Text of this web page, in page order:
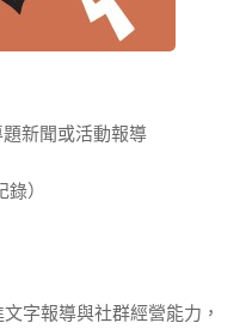
新聞或活動報導
）
字報導與社群經營能力，